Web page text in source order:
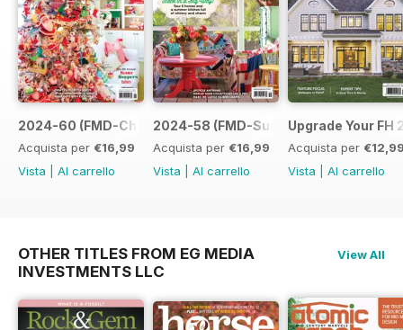
2024-60 (FMD-Christmas 24)
Acquista per €16,99
Vista
Al carrello
2024-58 (FMD-Sum 24)
Acquista per €16,99
Vista
Al carrello
Upgrade Your FH
Acquista per
Vista
Al carrello
OTHER TITLES FROM EG MEDIA
INVESTMENTS LLC
View All